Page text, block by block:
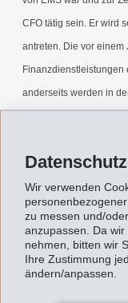
Wir verwenden
zu messen und/
anzupassen. Da
nehmen, bitten wir
Ihre Zustimmung
ändern/anpassen.
CFO tätig sein. Er wird
antreten. Die vor
anderseits werden in